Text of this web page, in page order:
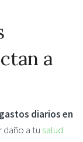
a
diarios en
daño a tu salud